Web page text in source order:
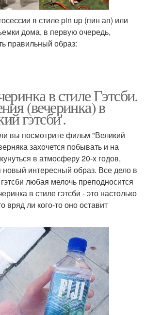
в стиле pin up (пин ап) или
дома, в первую очередь,
правильный образ:
в стиле Гэтсби.
(вечеринка) в
гэтсби'.
вы посмотрите фильм "Великий
захочется побывать и на
в атмосферу 20-х годов,
новый интересный образ. Все дело в
любая мелочь преподносится
в стиле гэтсби - это настолько
вряд ли кого-то оно оставит